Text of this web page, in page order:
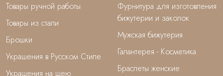
Товары ручной работы
Товары из стали
Брошки
Украшения в Русском Стиле
Украшения на шею
Фурнитура для изготовления
бижутерии и заколок
Мужская бижутерия
Галантерея - Косметика
Браслеты женские